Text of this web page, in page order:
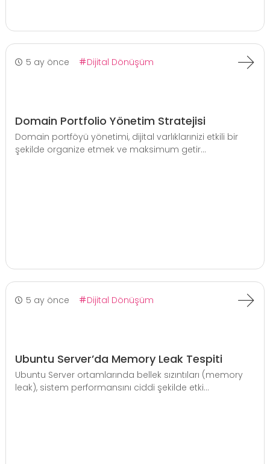
5 ay önce Dijital Dönüşüm
Domain Portfolio Yönetim Stratejisi
Domain portföyü yönetimi, dijital varlıklarınizi etkili bir
şekilde organize etmek ve maksimum getir...
5 ay önce Dijital Dönüşüm
Ubuntu Server’da Memory Leak Tespiti
Ubuntu Server ortamlarında bellek sızıntıları (memory
leak), sistem performansını ciddi şekilde etki...